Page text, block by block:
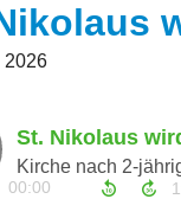
2026
St. Nikolaus
Kirche nach 2-
00:00